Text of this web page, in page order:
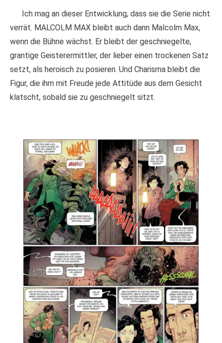
Ich mag an dieser Entwicklung, dass sie die Serie nicht
verrät. MALCOLM MAX bleibt auch dann Malcolm Max,
wenn die Bühne wächst. Er bleibt der geschniegelte,
grantige Geisterermittler, der lieber einen trockenen Satz
setzt, als heroisch zu posieren. Und Charisma bleibt die
Figur, die ihm mit Freude jede Attitüde aus dem Gesicht
klatscht, sobald sie zu geschniegelt sitzt.